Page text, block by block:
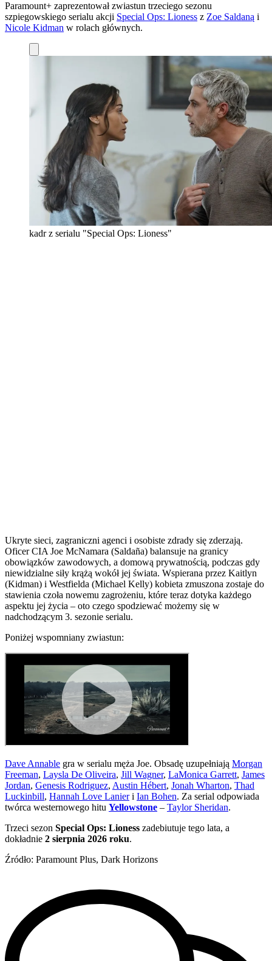
Paramount+ zaprezentował zwiastun trzeciego sezonu
szpiegowskiego serialu akcji Special Ops: Lioness z Zoe Saldaną i
Nicole Kidman w rolach głównych.
kadr z serialu "Special Ops: Lioness"
Ukryte sieci, zagraniczni agenci i osobiste zdrady się zderzają.
Oficer CIA Joe McNamara (Saldaña) balansuje na granicy
obowiązków zawodowych, a domową prywatnością, podczas gdy
niewidzialne siły krążą wokół jej świata. Wspierana przez Kaitlyn
(Kidman) i Westfielda (Michael Kelly) kobieta zmuszona zostaje do
stawienia czoła nowemu zagrożeniu, które teraz dotyka każdego
aspektu jej życia – oto czego spodziewać możemy się w
nadchodzącym 3. sezonie serialu.
Poniżej wspomniany zwiastun:
Dave Annable gra w serialu męża Joe. Obsadę uzupełniają Morgan
Freeman, Laysla De Oliveira, Jill Wagner, LaMonica Garrett, James
Jordan, Genesis Rodriguez, Austin Hébert, Jonah Wharton, Thad
Luckinbill, Hannah Love Lanieri Ian Bohen. Za serial odpowiada
twórca westernowego hitu Yellowstone – Taylor Sheridan.
Trzeci sezon Special Ops: Lioness zadebiutuje tego lata, a
dokładnie 2 sierpnia 2026 roku.
Źródło: Paramount Plus, Dark Horizons